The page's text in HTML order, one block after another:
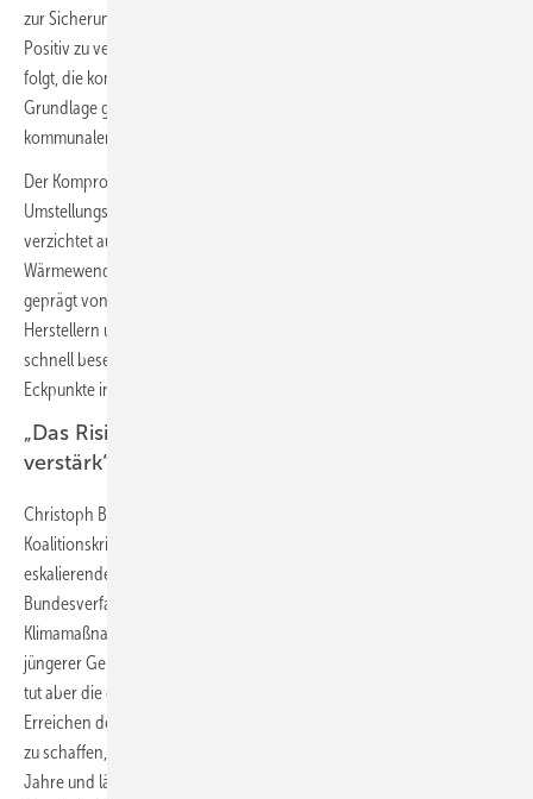
zur Sicherung der Resilienz auch im Wärmemarkt spielen können.
Positiv zu vermerken ist auch, dass die Ampel unseren Empfehlungen
folgt, die kommunale Wärmeplanung vorzuziehen. So wird eine klare
Grundlage geschaffen für ein abgestimmtes Vorgehen auf
kommunaler Ebene.
Der Kompromiss erlaubt mehr Flexibilität bei den
Umstellungsanforderungen von Netzen auf Wasserstoff und er
verzichtet auf unnötige ordnungsrechtliche Vorgaben. Das wird die
Wärmewende beschleunigen. Die vergangenen Wochen waren
geprägt von großer Unsicherheit, bei den Verbrauchern, bei den
Herstellern und bei den Kommunen. Damit diese Unsicherheit nun
schnell beseitigt wird, hoffen wir nun auf eine zügige Umsetzung der
Eckpunkte in einen konkreten Gesetzesentwurf.“
„Das Risiko einer eskalierenden Klimakrise wird
verstärk“
Christoph Bals, Politischer Geschäftsführer von Germanwatch: „Eine
Koalitionskrise scheint abgewendet, aber das Risiko einer
eskalierenden Klimakrise wird durch solches Handeln verstärkt. Das
Bundesverfassungsgericht ist in seinem Klimabeschluss eindeutig:
Klimamaßnahmen dürfen nicht einseitig zu Lasten der Freiheitsrechte
jüngerer Generationen in die Zukunft verschoben werden. Genau das
tut aber die gestrige Einigung. Statt einen klaren Fahrplan zum
Erreichen der Klimaziele für 2030, 2040 und 2045 im Gebäudesektor
zu schaffen, verschiebt sie das Handeln im Gebäudebestand um
Jahre und lässt den Einbau von Gas-Heizungen zunächst noch zu. Die